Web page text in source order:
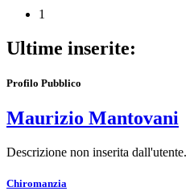
1
Ultime inserite:
Profilo Pubblico
Maurizio Mantovani
Descrizione non inserita dall'utente.
Chiromanzia